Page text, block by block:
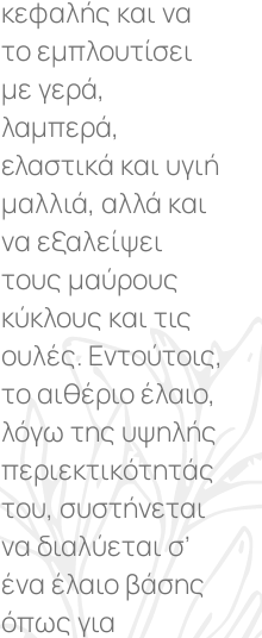
κεφαλής και να
το εμπλουτίσει
με γερά,
λαμπερά,
ελαστικά και υγιή
μαλλιά, αλλά και
να εξαλείψει
τους μαύρους
κύκλους και τις
ουλές. Εντούτοις,
το αιθέριο έλαιο,
λόγω της υψηλής
περιεκτικότητάς
του, συστήνεται
να διαλύεται σ’
ένα έλαιο βάσης
όπως για